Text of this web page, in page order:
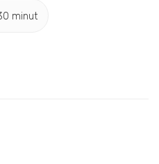
minut